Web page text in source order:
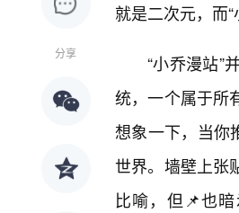
分享
就是二次元，而
“小乔漫站”
统，一个属于所
想象一下，当你
世界。墙壁上张
比喻，但📌也